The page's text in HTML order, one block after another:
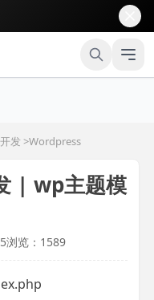
发>Wordpress
| wp主题模
浏览：1589